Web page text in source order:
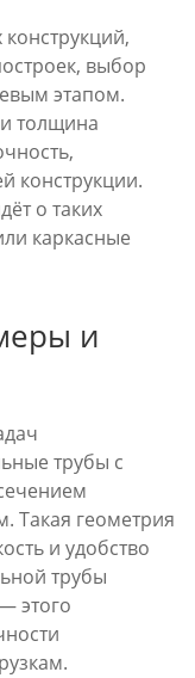
выбор
этапом.
толщина
конструкции.
о таких
каркасные
и
трубы с
Такая геометрия
и удобство
трубы
этого